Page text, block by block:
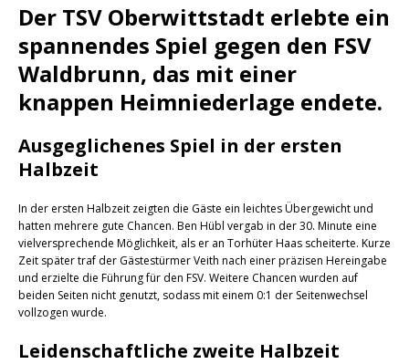
Der TSV Oberwittstadt erlebte ein
spannendes Spiel gegen den FSV
Waldbrunn, das mit einer
knappen Heimniederlage endete.
Ausgeglichenes Spiel in der ersten
Halbzeit
In der ersten Halbzeit zeigten die Gäste ein leichtes Übergewicht und
hatten mehrere gute Chancen. Ben Hübl vergab in der 30. Minute eine
vielversprechende Möglichkeit, als er an Torhüter Haas scheiterte. Kurze
Zeit später traf der Gästestürmer Veith nach einer präzisen Hereingabe
und erzielte die Führung für den FSV. Weitere Chancen wurden auf
beiden Seiten nicht genutzt, sodass mit einem 0:1 der Seitenwechsel
vollzogen wurde.
Leidenschaftliche zweite Halbzeit